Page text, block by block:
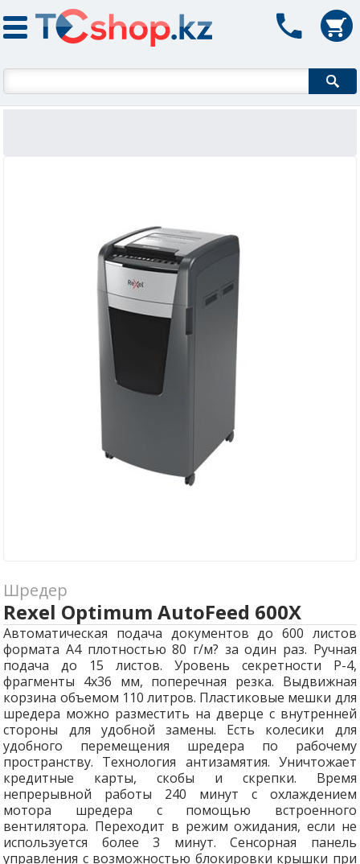
Форма поиска
Шредер
Rexel Optimum AutoFeed 600X
Автоматическая подача документов до 600 листов
формата А4 плотностью 80 г/м? за один раз. Ручная
подача до 15 листов. Уровень секретности P-4,
фрагменты 4x36 мм, поперечная резка. Выдвижная
корзина объемом 110 литров. Пластиковые мешки для
шредера можно разместить на дверце с внутренней
стороны для удобной замены. Есть колесики для
удобного перемещения шредера по рабочему
пространству. Технология антизамятия. Уничтожает
кредитные карты, скобы и скрепки. Время
непрерывной работы 240 минут с охлаждением
мотора шредера с помощью встроенного
вентилятора. Переходит в режим ожидания, если не
используется более 3 минут. Сенсорная панель
управления с возможностью блокировки крышки при